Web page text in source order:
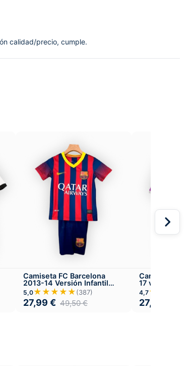
calidad/precio, cumple.
Camiseta FC Barcelona
2013-14 Versión Infantil
Local
5,0★★★★★(387)
27,99 € 49,50€
Camiseta
17 visitante
4,7
27,99